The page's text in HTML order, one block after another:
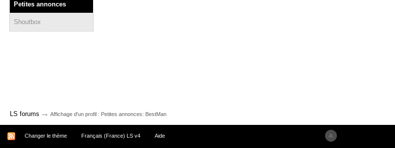
Petites annonces
Shoutbox
LS forums → Affichage d'un profil : Petites annonces: BestMan
Changer le thème Français (France) LS v4 Aide